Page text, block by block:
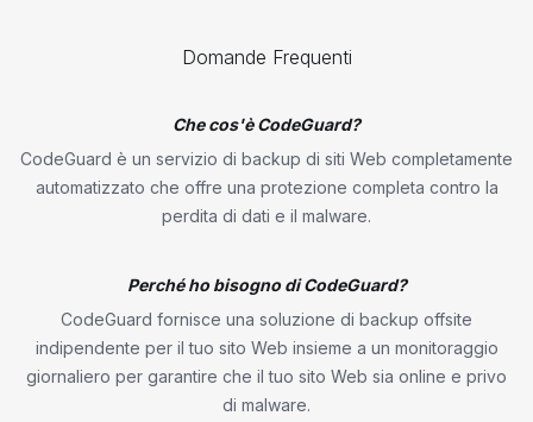
Domande Frequenti
Che cos'è CodeGuard?
CodeGuard è un servizio di backup di siti Web completamente
automatizzato che offre una protezione completa contro la
perdita di dati e il malware.
Perché ho bisogno di CodeGuard?
CodeGuard fornisce una soluzione di backup offsite
indipendente per il tuo sito Web insieme a un monitoraggio
giornaliero per garantire che il tuo sito Web sia online e privo
di malware.